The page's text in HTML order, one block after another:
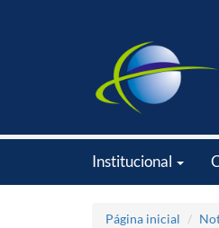
Institucional
Página inicial